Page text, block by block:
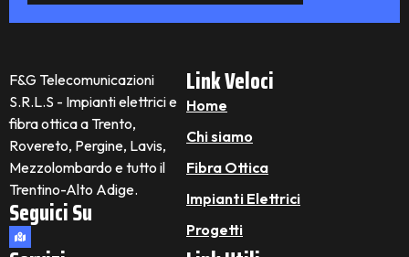
F&G Telecomunicazioni
S.R.L.S - Impianti elettrici e
fibra ottica a Trento,
Rovereto, Pergine, Lavis,
Mezzolombardo e tutto il
Trentino-Alto Adige.
Seguici Su
Link Veloci
Home
Chi siamo
Fibra Ottica
Impianti Elettrici
Progetti